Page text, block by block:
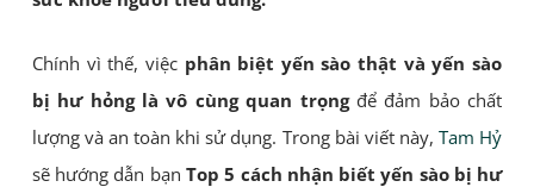
Chính vì thế, việcphân biệt yến sào thật và yến sào
bị hư hỏng là vô cùng quan trọngđể đảm bảo chất
lượng và an toàn khi sử dụng. Trong bài viết này,Tam Hỷ
sẽ hướng dẫn bạn Top 5 cách nhận biết yến sào bị hư